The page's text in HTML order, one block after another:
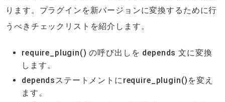
ります。プラグインを新バージョンに変換するために行
うべきチェックリストを紹介します。
require_plugin() の呼び出しを depends 文に変換
します。
dependsステートメントにrequire_plugin()を変え
ます。